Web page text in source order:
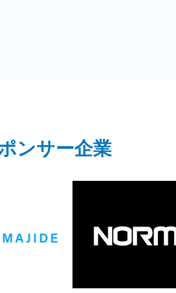
ンサー企業